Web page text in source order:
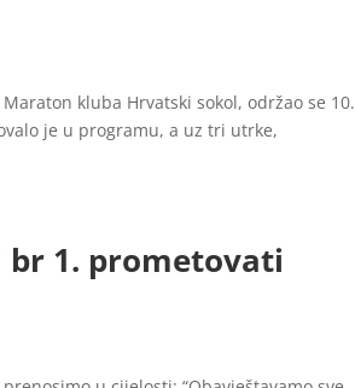
kluba Hrvatski sokol, održao se 10.
je u programu, a uz tri utrke,
1. prometovati